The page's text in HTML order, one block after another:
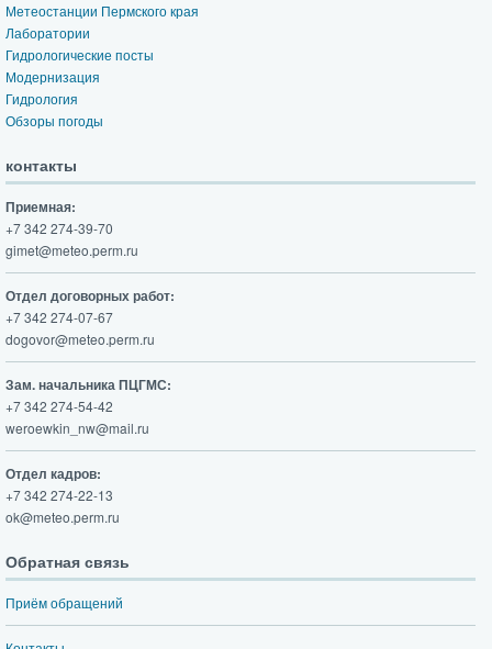
Метеостанции Пермского края
Лаборатории
Гидрологические посты
Модернизация
Гидрология
Обзоры погоды
контакты
Приемная:
+7 342 274-39-70
gimet@meteo.perm.ru
Отдел договорных работ:
+7 342 274-07-67
dogovor@meteo.perm.ru
Зам. начальника ПЦГМС:
+7 342 274-54-42
weroewkin_nw@mail.ru
Отдел кадров:
+7 342 274-22-13
ok@meteo.perm.ru
Обратная связь
Приём обращений